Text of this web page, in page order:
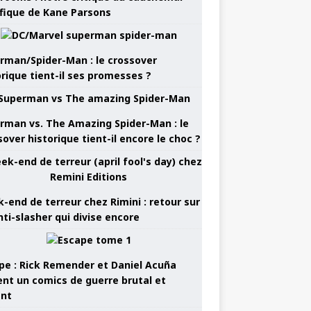
de Kane Parsons
Spider-Man : le crossover
tient-il ses promesses ?
vs. The Amazing Spider-Man : le
historique tient-il encore le choc ?
end de terreur chez Rimini : retour sur
slasher qui divise encore
: Rick Remender et Daniel Acuña
un comics de guerre brutal et